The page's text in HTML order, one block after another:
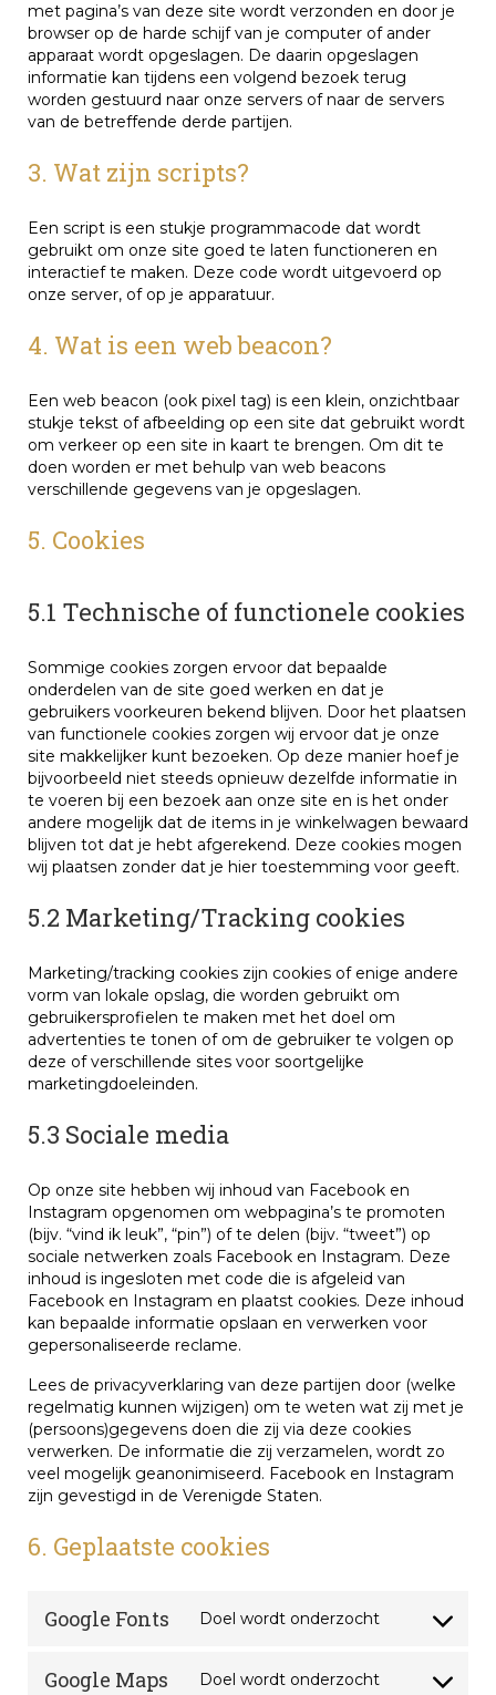
met pagina’s van deze site wordt verzonden en door je
browser op de harde schijf van je computer of ander
apparaat wordt opgeslagen. De daarin opgeslagen
informatie kan tijdens een volgend bezoek terug
worden gestuurd naar onze servers of naar de servers
van de betreffende derde partijen.
3. Wat zijn scripts?
Een script is een stukje programmacode dat wordt
gebruikt om onze site goed te laten functioneren en
interactief te maken. Deze code wordt uitgevoerd op
onze server, of op je apparatuur.
4. Wat is een web beacon?
Een web beacon (ook pixel tag) is een klein, onzichtbaar
stukje tekst of afbeelding op een site dat gebruikt wordt
om verkeer op een site in kaart te brengen. Om dit te
doen worden er met behulp van web beacons
verschillende gegevens van je opgeslagen.
5. Cookies
5.1 Technische of functionele cookies
Sommige cookies zorgen ervoor dat bepaalde
onderdelen van de site goed werken en dat je
gebruikers voorkeuren bekend blijven. Door het plaatsen
van functionele cookies zorgen wij ervoor dat je onze
site makkelijker kunt bezoeken. Op deze manier hoef je
bijvoorbeeld niet steeds opnieuw dezelfde informatie in
te voeren bij een bezoek aan onze site en is het onder
andere mogelijk dat de items in je winkelwagen bewaard
blijven tot dat je hebt afgerekend. Deze cookies mogen
wij plaatsen zonder dat je hier toestemming voor geeft.
5.2 Marketing/Tracking cookies
Marketing/tracking cookies zijn cookies of enige andere
vorm van lokale opslag, die worden gebruikt om
gebruikersprofielen te maken met het doel om
advertenties te tonen of om de gebruiker te volgen op
deze of verschillende sites voor soortgelijke
marketingdoeleinden.
5.3 Sociale media
Op onze site hebben wij inhoud van Facebook en
Instagram opgenomen om webpagina’s te promoten
(bijv. “vind ik leuk”, “pin”) of te delen (bijv. “tweet”) op
sociale netwerken zoals Facebook en Instagram. Deze
inhoud is ingesloten met code die is afgeleid van
Facebook en Instagram en plaatst cookies. Deze inhoud
kan bepaalde informatie opslaan en verwerken voor
gepersonaliseerde reclame.
Lees de privacyverklaring van deze partijen door (welke
regelmatig kunnen wijzigen) om te weten wat zij met je
(persoons)gegevens doen die zij via deze cookies
verwerken. De informatie die zij verzamelen, wordt zo
veel mogelijk geanonimiseerd. Facebook en Instagram
zijn gevestigd in de Verenigde Staten.
6. Geplaatste cookies
Google Fonts Doel wordt onderzocht
Consent
Google Maps Doel wordt onderzocht Consent